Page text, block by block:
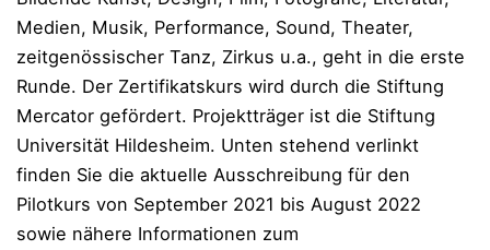
Medien, Musik, Performance, Sound, Theater,
zeitgenössischer Tanz, Zirkus u.a., geht in die erste
Runde. Der Zertifikatskurs wird durch die Stiftung
Mercator gefördert. Projektträger ist die Stiftung
Universität Hildesheim. Unten stehend verlinkt
finden Sie die aktuelle Ausschreibung für den
Pilotkurs von September 2021 bis August 2022
sowie nähere Informationen zum